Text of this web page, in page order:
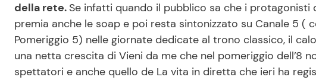
della rete. Se infatti quando il pubblico sa che i protagonisti
premia anche le soap e poi resta sintonizzato su Canale 5
Pomeriggio 5) nelle giornate dedicate al trono classico, il
una netta crescita di Vieni da me che nel pomeriggio dell’8
spettatori e anche quello de La vita in diretta che ieri ha